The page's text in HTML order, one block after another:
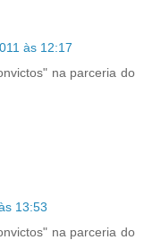
às 12:17
na parceria do
13:53
na parceria do